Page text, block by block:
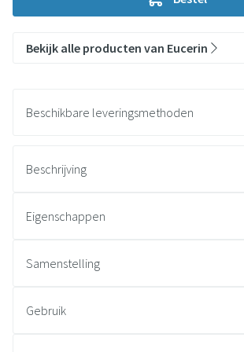
Bekijk alle producten van Eucerin
Beschikbare leveringsmethoden
Beschrijving
Eigenschappen
Samenstelling
Gebruik